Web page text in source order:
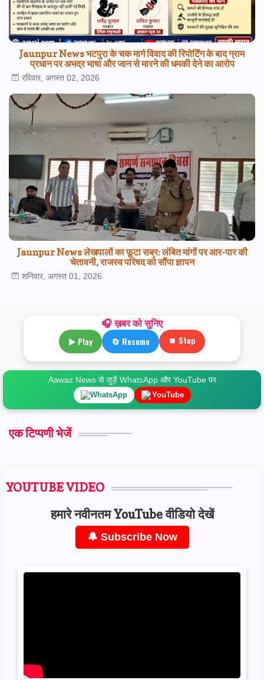
Jaunpur News भटपुरा के चक मार्ग विवाद की रिपोर्टिंग के बाद ग्राम
प्रधान पर अभद्र भाषा और जान से मारने की धमकी देने का आरोप
रविवार, अगस्त 02, 2026
Jaunpur News लेखपालों का फूटा सब्र: लंबित मांगों पर आर-पार की
चेतावनी, राजस्व परिषद को सौंपा ज्ञापन
शनिवार, अगस्त 01, 2026
🎧 ख़बर को सुनिए
▶ Play 🔄 Resume ⏹ Stop
Aawaz News से जुड़ें WhatsApp और YouTube पर
WhatsApp YouTube
एक टिप्पणी भेजें
YOUTUBE VIDEO
हमारे नवीनतम YouTube वीडियो देखें
🔔 Subscribe Now